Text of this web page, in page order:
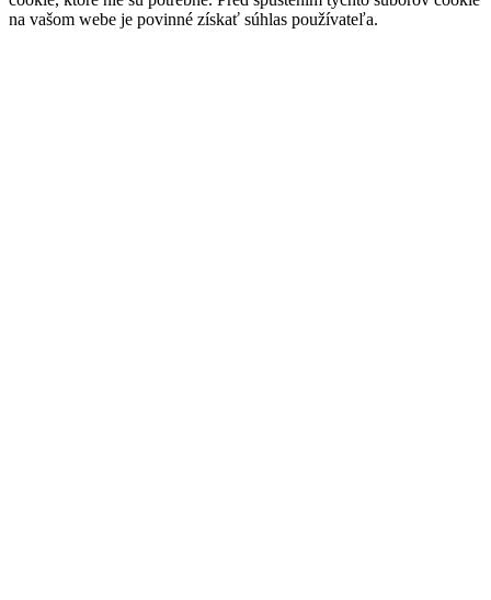
na vašom webe je povinné získať súhlas používateľa.